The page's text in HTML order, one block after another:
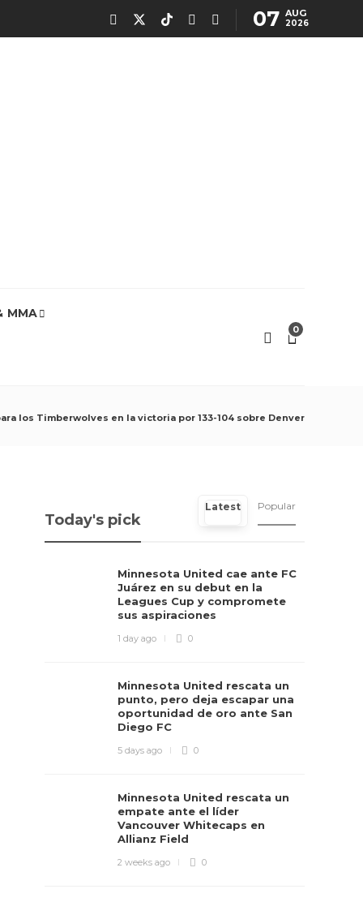
07 AUG
2026
MMA
0
los Timberwolves en la victoria por 133-104 sobre Denver
Today's pick
Latest Popular
Minnesota United cae ante FC
Juárez en su debut en la
Leagues Cup y compromete
sus aspiraciones
1 day ago 0
Minnesota United rescata un
punto, pero deja escapar una
oportunidad de oro ante San
Diego FC
5 days ago 0
Minnesota United rescata un
empate ante el líder
Vancouver Whitecaps en
Allianz Field
2 weeks ago 0